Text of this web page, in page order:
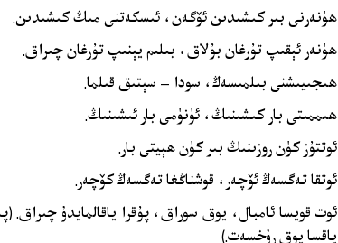
ھۈنەرنى بىر كىشىدىن ئۆگەن، ئىسكەتنى مىڭ كىشىدىن.
ھۈنەر ئېقىپ تۇرغان بۇلاق، بىلىم يېنىپ تۇرغان چىراق.
ھىجىيىشنى بىلمىسەڭ، سودا – سېتىق قىلما.
ھىممىتى بار كىشىنىڭ، ئۈنۈمى بار ئىشىنىڭ.
ئوتتۇز كۈن روزىنىڭ بىر كۈن ھېيتى بار.
ئوتقا تەگسەڭ ئۆچەر، قوشناڭغا تەگسەڭ كۆچەر.
ئوت قويسا ئامبال، يوق سوراق، پۇقرا ياقالمايدۇ چىراق.
ياقسا يوق رۇخسەت.)